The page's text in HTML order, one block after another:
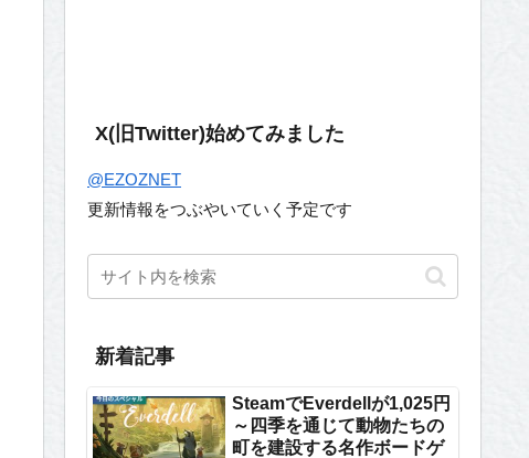
X(旧Twitter)始めてみました
@EZOZNET
更新情報をつぶやいていく予定です
新着記事
SteamでEverdellが1,025円
～四季を通じて動物たちの
町を建設する名作ボードゲ